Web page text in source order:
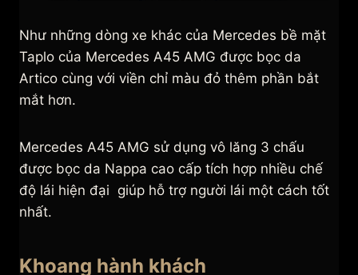
Như những dòng xe khác của Mercedes bề mặt
Taplo của Mercedes A45 AMG được bọc da
Artico cùng với viền chỉ màu đỏ thêm phần bắt
mắt hơn.
Mercedes A45 AMG sử dụng vô lăng 3 chấu
được bọc da Nappa cao cấp tích hợp nhiều chế
độ lái hiện đại giúp hỗ trợ người lái một cách tốt
nhất.
Khoang hành khách